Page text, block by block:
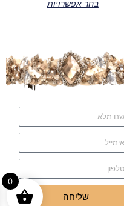
בחר אפשרויות
שליחה
0